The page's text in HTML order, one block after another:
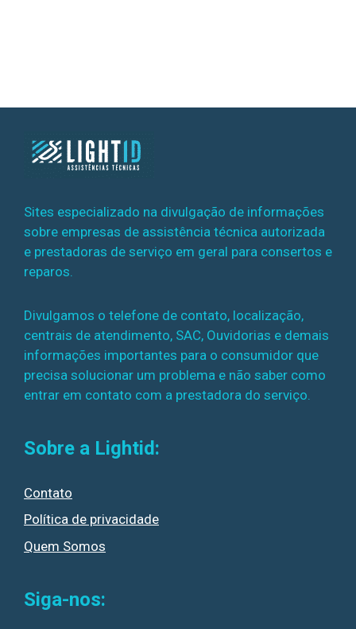
Sites especializado na divulgação de informações
sobre empresas de assistência técnica autorizada
e prestadoras de serviço em geral para consertos e
reparos.
Divulgamos o telefone de contato, localização,
centrais de atendimento, SAC, Ouvidorias e demais
informações importantes para o consumidor que
precisa solucionar um problema e não saber como
entrar em contato com a prestadora do serviço.
Sobre a Lightid:
Contato
Política de privacidade
Quem Somos
Siga-nos: